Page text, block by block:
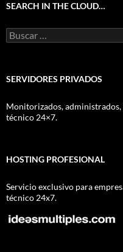
SEARCH IN THE CLOUD…
Buscar:
SERVIDORES PRIVADOS
Monitorizados,
técnico 24×7.
HOSTING PROFESIONAL
Servicio exclusivo para
técnico 24x7.